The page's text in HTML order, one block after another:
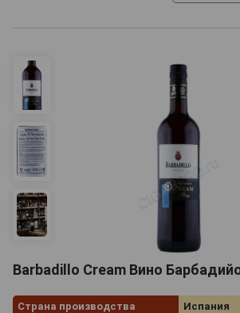
Barbadillo Cream Вино
Страна производства
Испания